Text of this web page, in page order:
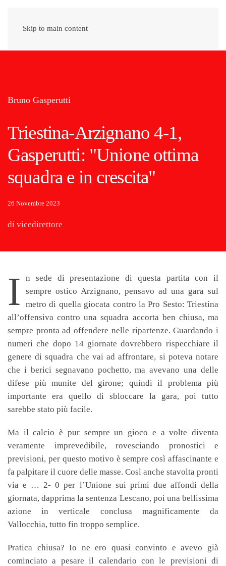
Skip to main content
Bruno Gasperutti
Triestina-Arzignano 4-1,
Gasperutti: "Unione ottima
squadra e in crescita"
26 Novembre 2023
di vicedirettore
I
n sede di presentazione di questa partita con il
sempre ostico Arzignano, pensavo ad una gara sul
metro di quella giocata contro la Pro Sesto: Triestina
all’offensiva contro una squadra accorta ben chiusa, ma
sempre pronta ad offendere nelle ripartenze. Guardando i
numeri che dopo 14 giornate dovrebbero rispecchiare il
genere di squadra che vai ad affrontare, si poteva notare
che i berici segnavano pochetto, ma avevano una delle
difese più munite del girone; quindi il problema più
importante era quello di sbloccare la gara, poi tutto
sarebbe stato più facile.
Ma il calcio è pur sempre un gioco e a volte diventa
veramente imprevedibile, rovesciando pronostici e
previsioni, per questo motivo è sempre così affascinante e
fa palpitare il cuore delle masse. Così anche stavolta pronti
via e … 2- 0 per l’Unione sui primi due affondi della
giornata, dapprima la sentenza Lescano, poi una bellissima
azione in verticale conclusa magnificamente da
Vallocchia, tutto fin troppo semplice.
Pratica chiusa? Io ne ero quasi convinto e avevo già
cominciato a pesare il calendario con le previsioni di